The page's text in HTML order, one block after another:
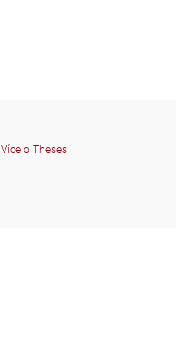
Více o Theses